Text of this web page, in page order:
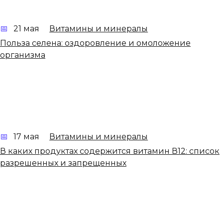
21 мая
Витамины и минералы
Польза селена: оздоровление и омоложение
организма
17 мая
Витамины и минералы
В каких продуктах содержится витамин В12: список
разрешенных и запрещенных